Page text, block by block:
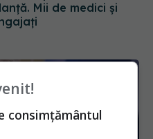
consimțământul